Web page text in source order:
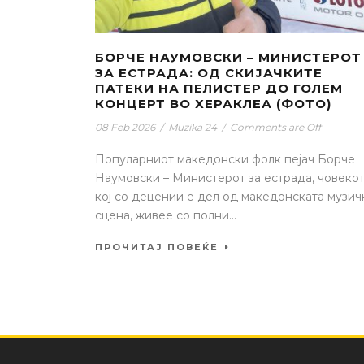
БОРЧЕ НАУМОВСКИ – МИНИСТЕРОТ
ЗА ЕСТРАДА: ОД СКИЈАЧКИТЕ
ПАТЕКИ НА ПЕЛИСТЕР ДО ГОЛЕМ
КОНЦЕРТ ВО ХЕРАКЛЕА (ФОТО)
08 Feb 2026 / Muzika 24 / Comments are Off
Популарниот македонски фолк пејач Борче
Наумовски – Министерот за естрада, човекот
кој со децении е дел од македонската
сцена, живее со полни...
ПРОЧИТАЈ ПОВЕЌЕ